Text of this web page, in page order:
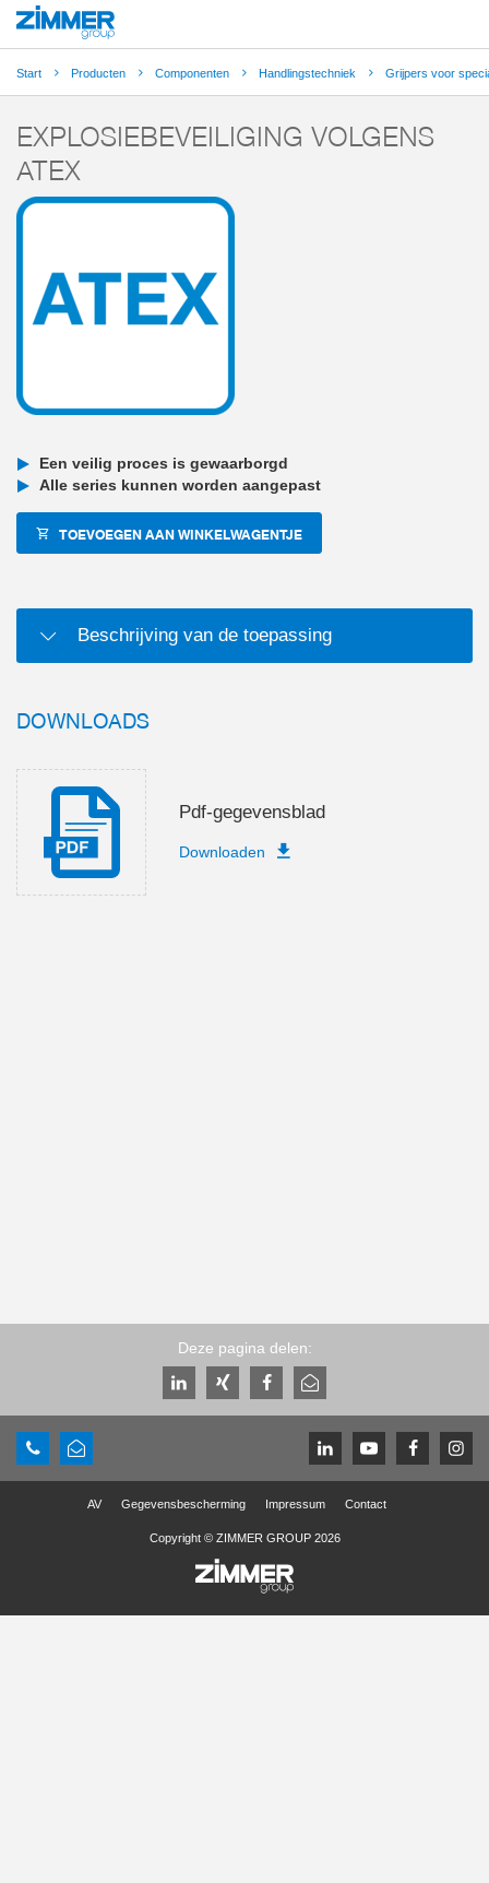
Start Producten Componenten Handlingstechniek Grijpers voor
EXPLOSIEBEVEILIGING VOLGENS
ATEX
Een veilig proces is gewaarborgd
Alle series kunnen worden aangepast
TOEVOEGEN AAN WINKELWAGENTJE
Beschrijving van de toepassing
DOWNLOADS
Pdf-gegevensblad
Downloaden
Deze pagina delen:
AV Gegevensbescherming Impressum Contact
Copyright © ZIMMER GROUP 2026